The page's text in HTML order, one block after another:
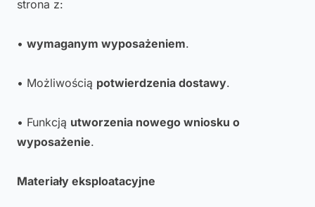
strona z:
• wymaganym wyposażeniem.
• Możliwością potwierdzenia dostawy.
• Funkcją utworzenia nowego wniosku o
wyposażenie.
Materiały eksploatacyjne